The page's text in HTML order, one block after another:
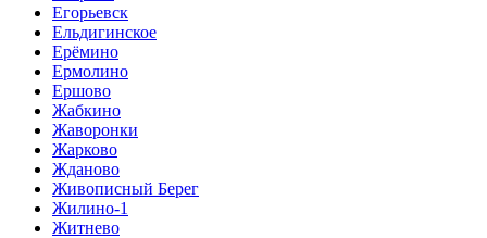
Егорьевск
Ельдигинское
Ерёмино
Ермолино
Ершово
Жабкино
Жаворонки
Жарково
Жданово
Живописный Берег
Жилино-1
Житнево